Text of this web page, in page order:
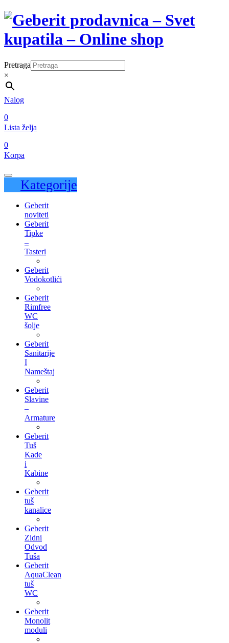
Pretraga
×
Nalog
0
Lista želja
0
Korpa
Kategorije
Geberit
noviteti
Geberit
Tipke
–
Tasteri
Geberit
Vodokotlići
Geberit
Rimfree
WC
šolje
Geberit
Sanitarije
I
Nameštaj
Geberit
Slavine
–
Armature
Geberit
Tuš
Kade
i
Kabine
Geberit
tuš
kanalice
Geberit
Zidni
Odvod
Tuša
Geberit
AquaClean
tuš
WC
Geberit
Monolit
moduli